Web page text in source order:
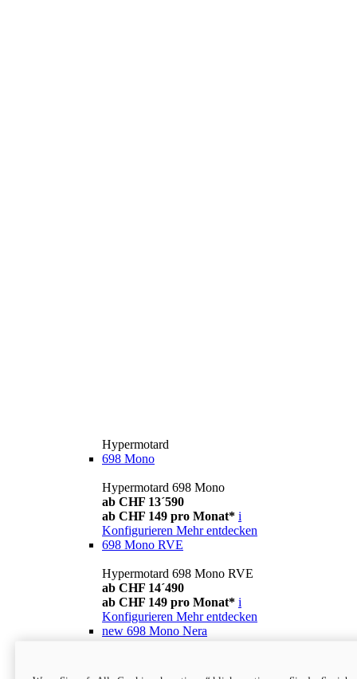
Hypermotard
698 Mono
Hypermotard 698 Mono
ab CHF 13´590
ab CHF 149 pro Monat* i
Konfigurieren Mehr entdecken
698 Mono RVE
Hypermotard 698 Mono RVE
ab CHF 14´490
ab CHF 149 pro Monat* i
Konfigurieren Mehr entdecken
new 698 Mono Nera
ab CHF 13´990